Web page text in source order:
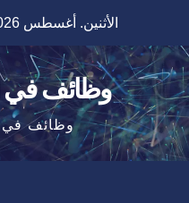
content
الأثنين. أغسطس 10th, 2026
وظائف في
وظائف في